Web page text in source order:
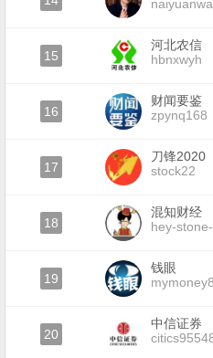
15
河北农信
hbnxwyh
16
财闻要鉴
zpynq168
17
刀锋2020
stock22
18
混知财经
hey-
19
钱眼
20
中信证券